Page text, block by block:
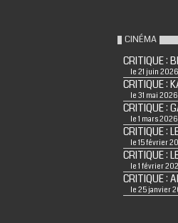
CINÉMA
CRITIQUE :
le 21 juin
CRITIQUE :
le 31 mai 2026
CRITIQUE :
le 1 mars
CRITIQUE :
le 15 février
CRITIQUE :
le 1 février
CRITIQUE :
le 25 janvier